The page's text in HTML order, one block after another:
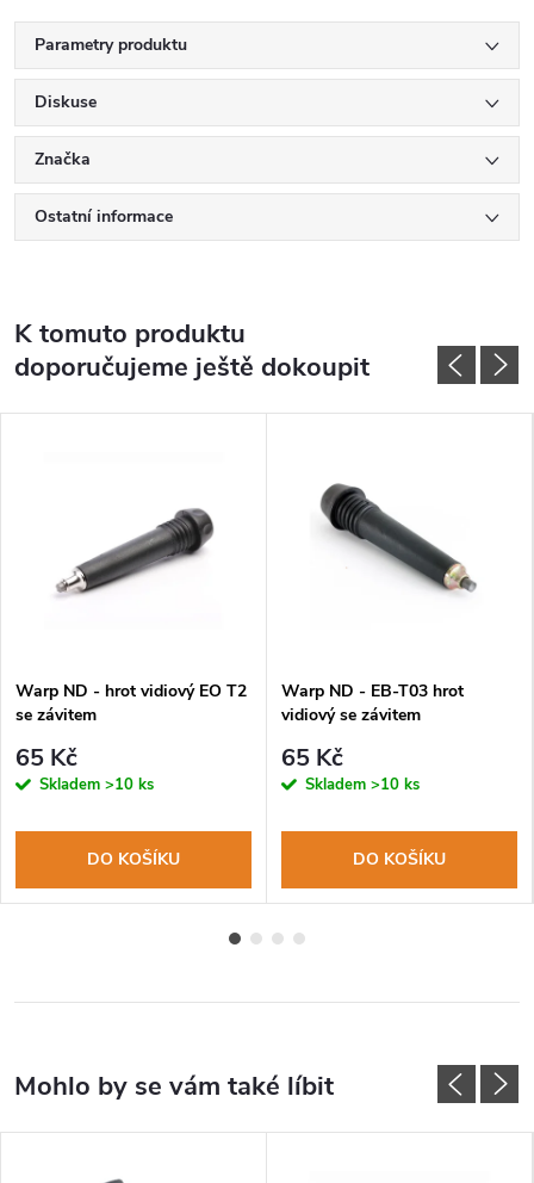
Parametry produktu
Diskuse
Značka
Ostatní informace
K tomuto produktu
doporučujeme ještě dokoupit
Warp ND - hrot vidiový EO T2
se závitem
65 Kč
Skladem >10 ks
DO KOŠÍKU
Warp ND - EB-T03 hrot
vidiový se závitem
65 Kč
Skladem >10 ks
DO KOŠÍKU